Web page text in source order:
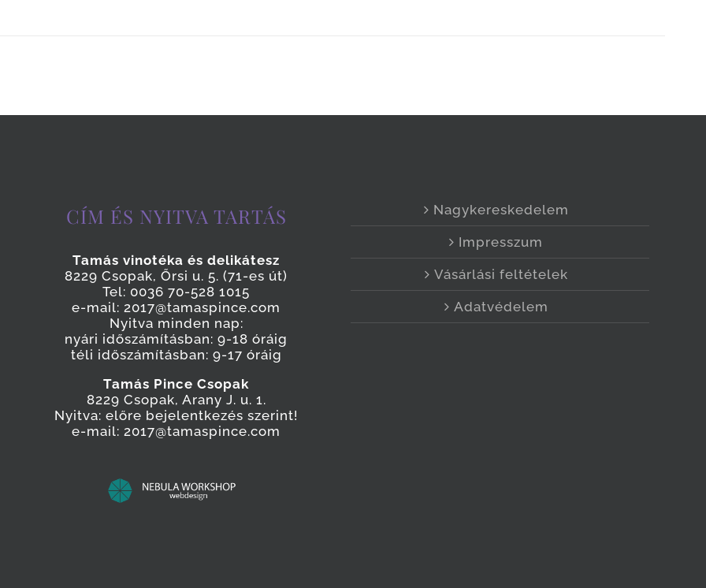
CÍM ÉS NYITVA TARTÁS
Tamás vinotéka és delikátesz
8229 Csopak, Őrsi u. 5. (71-es út)
Tel: 0036 70-528 1015
e-mail: 2017@tamaspince.com
Nyitva minden nap:
nyári időszámításban: 9-18 óráig
téli időszámításban: 9-17 óráig
Tamás Pince Csopak
8229 Csopak, Arany J. u. 1.
Nyitva: előre bejelentkezés szerint!
e-mail: 2017@tamaspince.com
Nagykereskedelem
Impresszum
Vásárlási feltételek
Adatvédelem